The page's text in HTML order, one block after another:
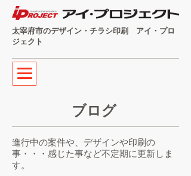
太宰府市のデザイン・チラシ印刷 アイ・プロ
ジェクト
ブログ
進行中の案件や、デザインや印刷の
事・・・感じた事など不定期に更新しま
す。